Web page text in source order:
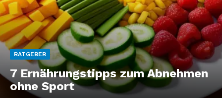
RATGEBER
7 Ernährungstipps zum Abnehmen
ohne Sport